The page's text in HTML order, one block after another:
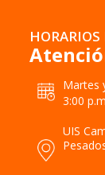
HORARIOS
Martes
3:00
UIS